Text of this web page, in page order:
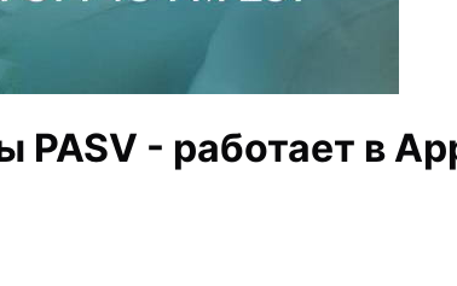
PASV - работает в